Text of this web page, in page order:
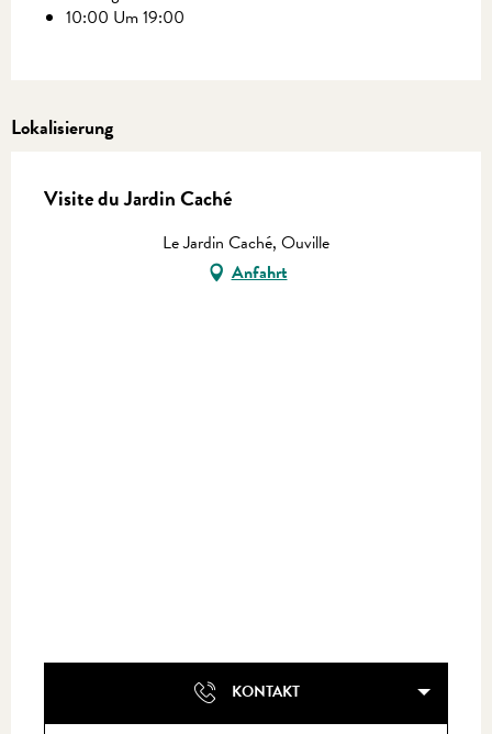
10:00 Um 19:00
Lokalisierung
Visite du Jardin Caché
Le Jardin Caché, Ouville
Anfahrt
KONTAKT